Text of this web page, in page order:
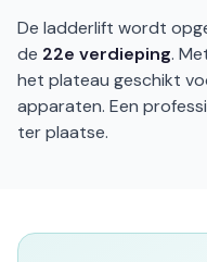
De ladderlift wordt
de 22e verdieping.
het plateau geschikt
apparaten. Een
ter plaatse.